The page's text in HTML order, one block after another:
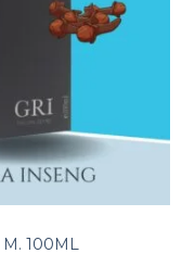
100ML